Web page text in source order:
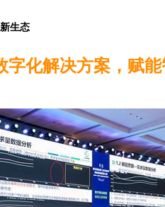
生态
字化解决方案，赋